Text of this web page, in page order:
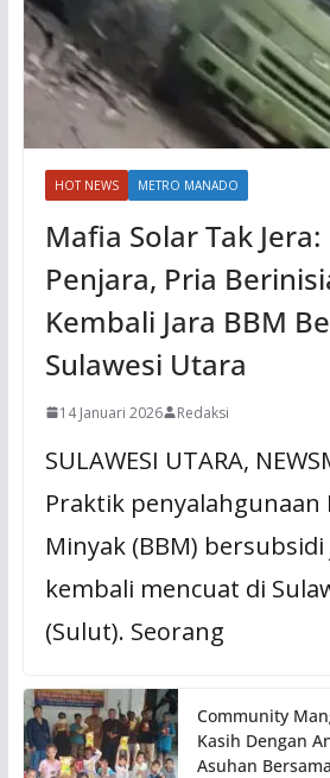
HOT NEWS METRO MANADO
Mafia Solar Tak
Penjara, Pria
Kembali Jara BBM
Sulawesi Utara
14 Januari 2026 Redaksi
SULAWESI UTARA,
Praktik penyalahgunaan
Minyak (BBM)
kembali mencuat di
(Sulut). Seorang
Community
Kasih Dengan
Asuhan